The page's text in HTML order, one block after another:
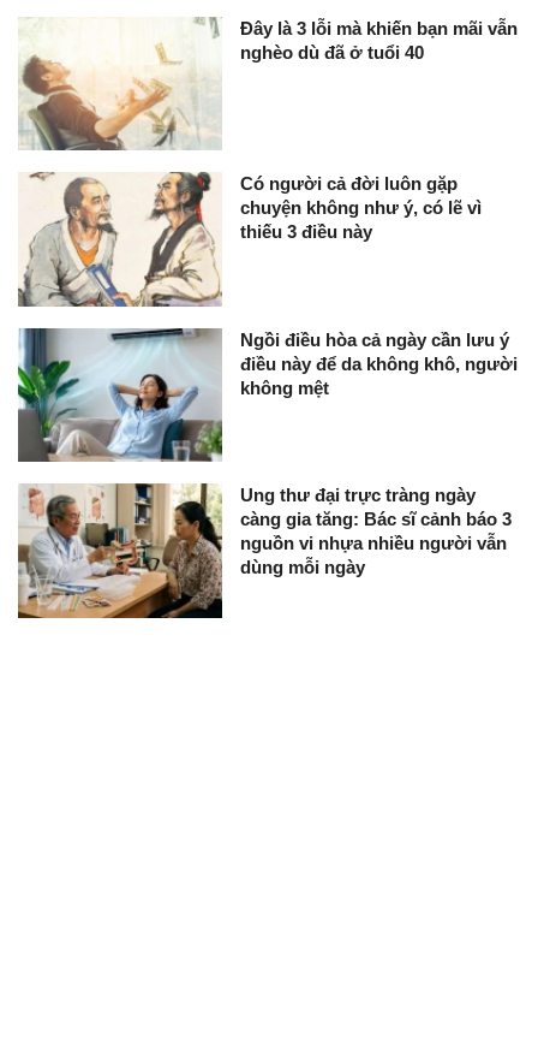
Đây là 3 lỗi mà khiến bạn mãi vẫn
nghèo dù đã ở tuổi 40
Có người cả đời luôn gặp
chuyện không như ý, có lẽ vì
thiếu 3 điều này
Ngồi điều hòa cả ngày cần lưu ý
điều này để da không khô, người
không mệt
Ung thư đại trực tràng ngày
càng gia tăng: Bác sĩ cảnh báo 3
nguồn vi nhựa nhiều người vẫn
dùng mỗi ngày